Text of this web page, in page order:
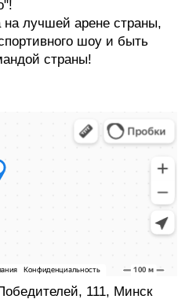
лучшей арене страны,
шоу и быть
страны!
111, Минск